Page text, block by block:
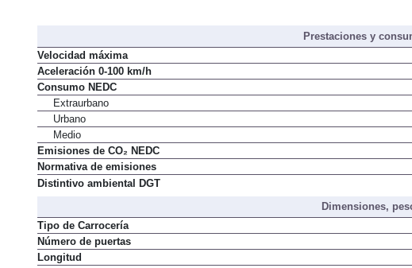
Prestaciones y
Velocidad máxima
Aceleración 0-100 km/h
Consumo NEDC
Extraurbano
Urbano
Medio
Emisiones de CO₂ NEDC
Normativa de emisiones
Distintivo ambiental DGT
Dimensiones,
Tipo de Carrocería
Número de puertas
Longitud